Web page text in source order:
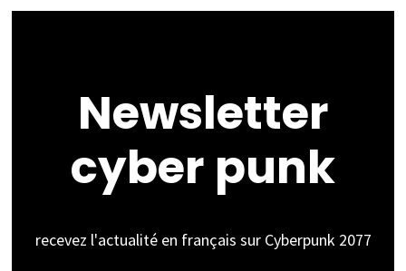
Newsletter
cyber punk
recevez l'actualité en français sur Cyberpunk 2077